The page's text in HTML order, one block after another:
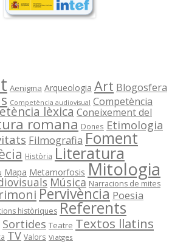
Aenigma Arqueologia Art Blogosfera
Competència audiovisual Competència
lèxicaConeixement del
romana Dones Etimologia
Filmografia Foment
Història Literatura
Mapa Metamorfosis Mitologia
Música Narracions de mites
Pervivència Poesia
històriques Referents
Sortides Teatre Textos llatins
TV Valors Viatges